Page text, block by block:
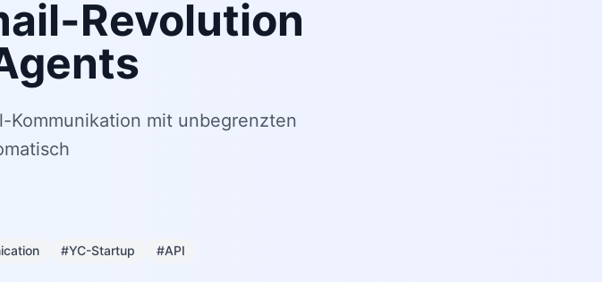
Revolution
mit unbegrenzten
#YC-Startup #API